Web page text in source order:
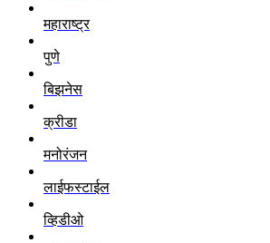
महाराष्ट्र
पुणे
बिझनेस
क्रीडा
मनोरंजन
लाईफस्टाईल
व्हिडीओ